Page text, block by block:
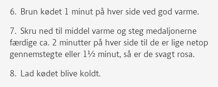
Brun kødet 1 minut på hver side ved god varme.
Skru ned til middel varme og steg medaljonerne
færdige ca. 2 minutter på hver side til de er lige netop
gennemstegte eller 1½ minut, så er de svagt rosa.
Lad kødet blive koldt.